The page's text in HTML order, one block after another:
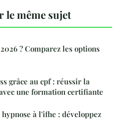
même sujet
? Comparez les options
grâce au cpf : réussir la
une formation certifiante
à l'ifhe : développez